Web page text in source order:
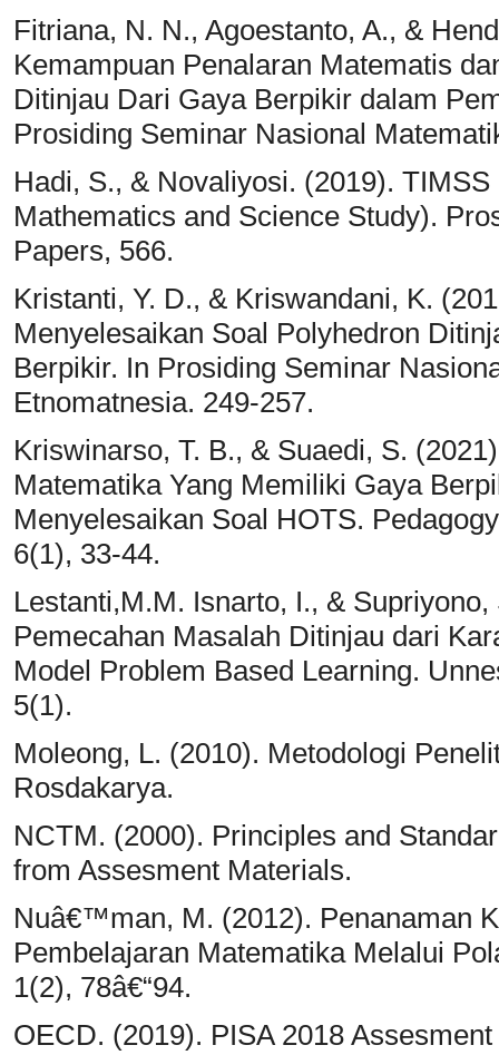
Fitriana, N. N., Agoestanto, A., &
Kemampuan Penalaran Matematis
Ditinjau Dari Gaya Berpikir dalam
Prosiding Seminar Nasional
Hadi, S., & Novaliyosi. (2019).
Mathematics and Science Study).
Papers, 566.
Kristanti, Y. D., & Kriswandani, K.
Menyelesaikan Soal Polyhedron
Berpikir. In Prosiding Seminar
Etnomatnesia. 249-257.
Kriswinarso, T. B., & Suaedi, S.
Matematika Yang Memiliki Gaya
Menyelesaikan Soal HOTS.
6(1), 33-44.
Lestanti,M.M. Isnarto, I., &
Pemecahan Masalah Ditinjau dari
Model Problem Based Learning.
5(1).
Moleong, L. (2010). Metodologi
Rosdakarya.
NCTM. (2000). Principles and
from Assesment Materials.
Nuâ€™man, M. (2012). Penanaman
Pembelajaran Matematika Melalui
1(2), 78â€“94.
OECD. (2019). PISA 2018